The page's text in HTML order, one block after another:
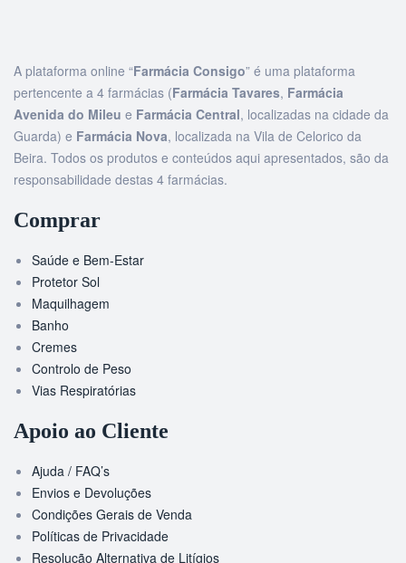
A plataforma online “Farmácia Consigo” é uma plataforma
pertencente a 4 farmácias (Farmácia Tavares, Farmácia
Avenida do Mileu e Farmácia Central, localizadas na cidade da
Guarda) e Farmácia Nova, localizada na Vila de Celorico da
Beira. Todos os produtos e conteúdos aqui apresentados, são da
responsabilidade destas 4 farmácias.
Comprar
Saúde e Bem-Estar
Protetor Sol
Maquilhagem
Banho
Cremes
Controlo de Peso
Vias Respiratórias
Apoio ao Cliente
Ajuda / FAQ’s
Envios e Devoluções
Condições Gerais de Venda
Políticas de Privacidade
Resolução Alternativa de Litígios